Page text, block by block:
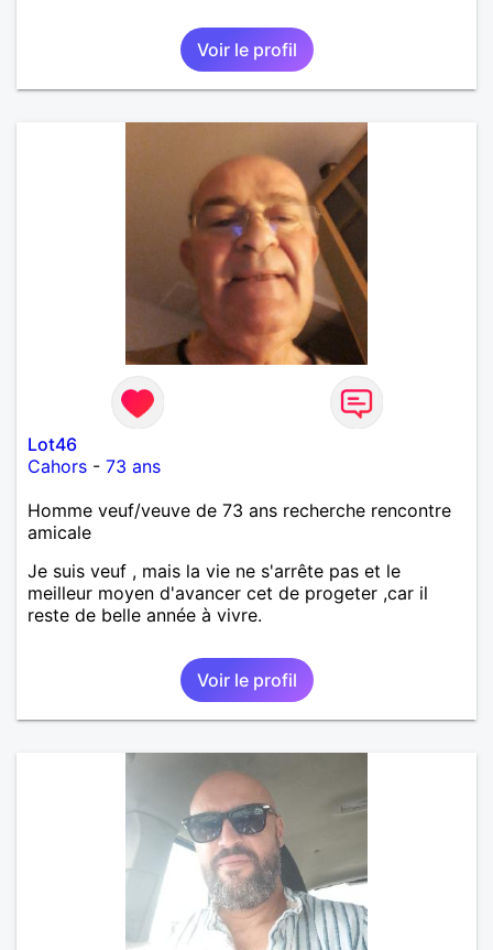
Voir le profil
Lot46
Cahors - 73 ans
Homme veuf/veuve de 73 ans recherche rencontre
amicale
Je suis veuf , mais la vie ne s'arrête pas et le
meilleur moyen d'avancer cet de progeter ,car il
reste de belle année à vivre.
Voir le profil